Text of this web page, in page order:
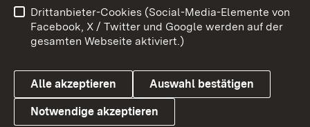
Link zum Landesportal
Barrierefreiheit
Datenschutz
Cookies
Drittanbieter-Cookies (Social-Media-Elemente von
Facebook, X / Twitter und Google werden auf der
gesamten Webseite aktiviert.)
Alle akzeptieren Auswahl bestätigen
Notwendige akzeptieren